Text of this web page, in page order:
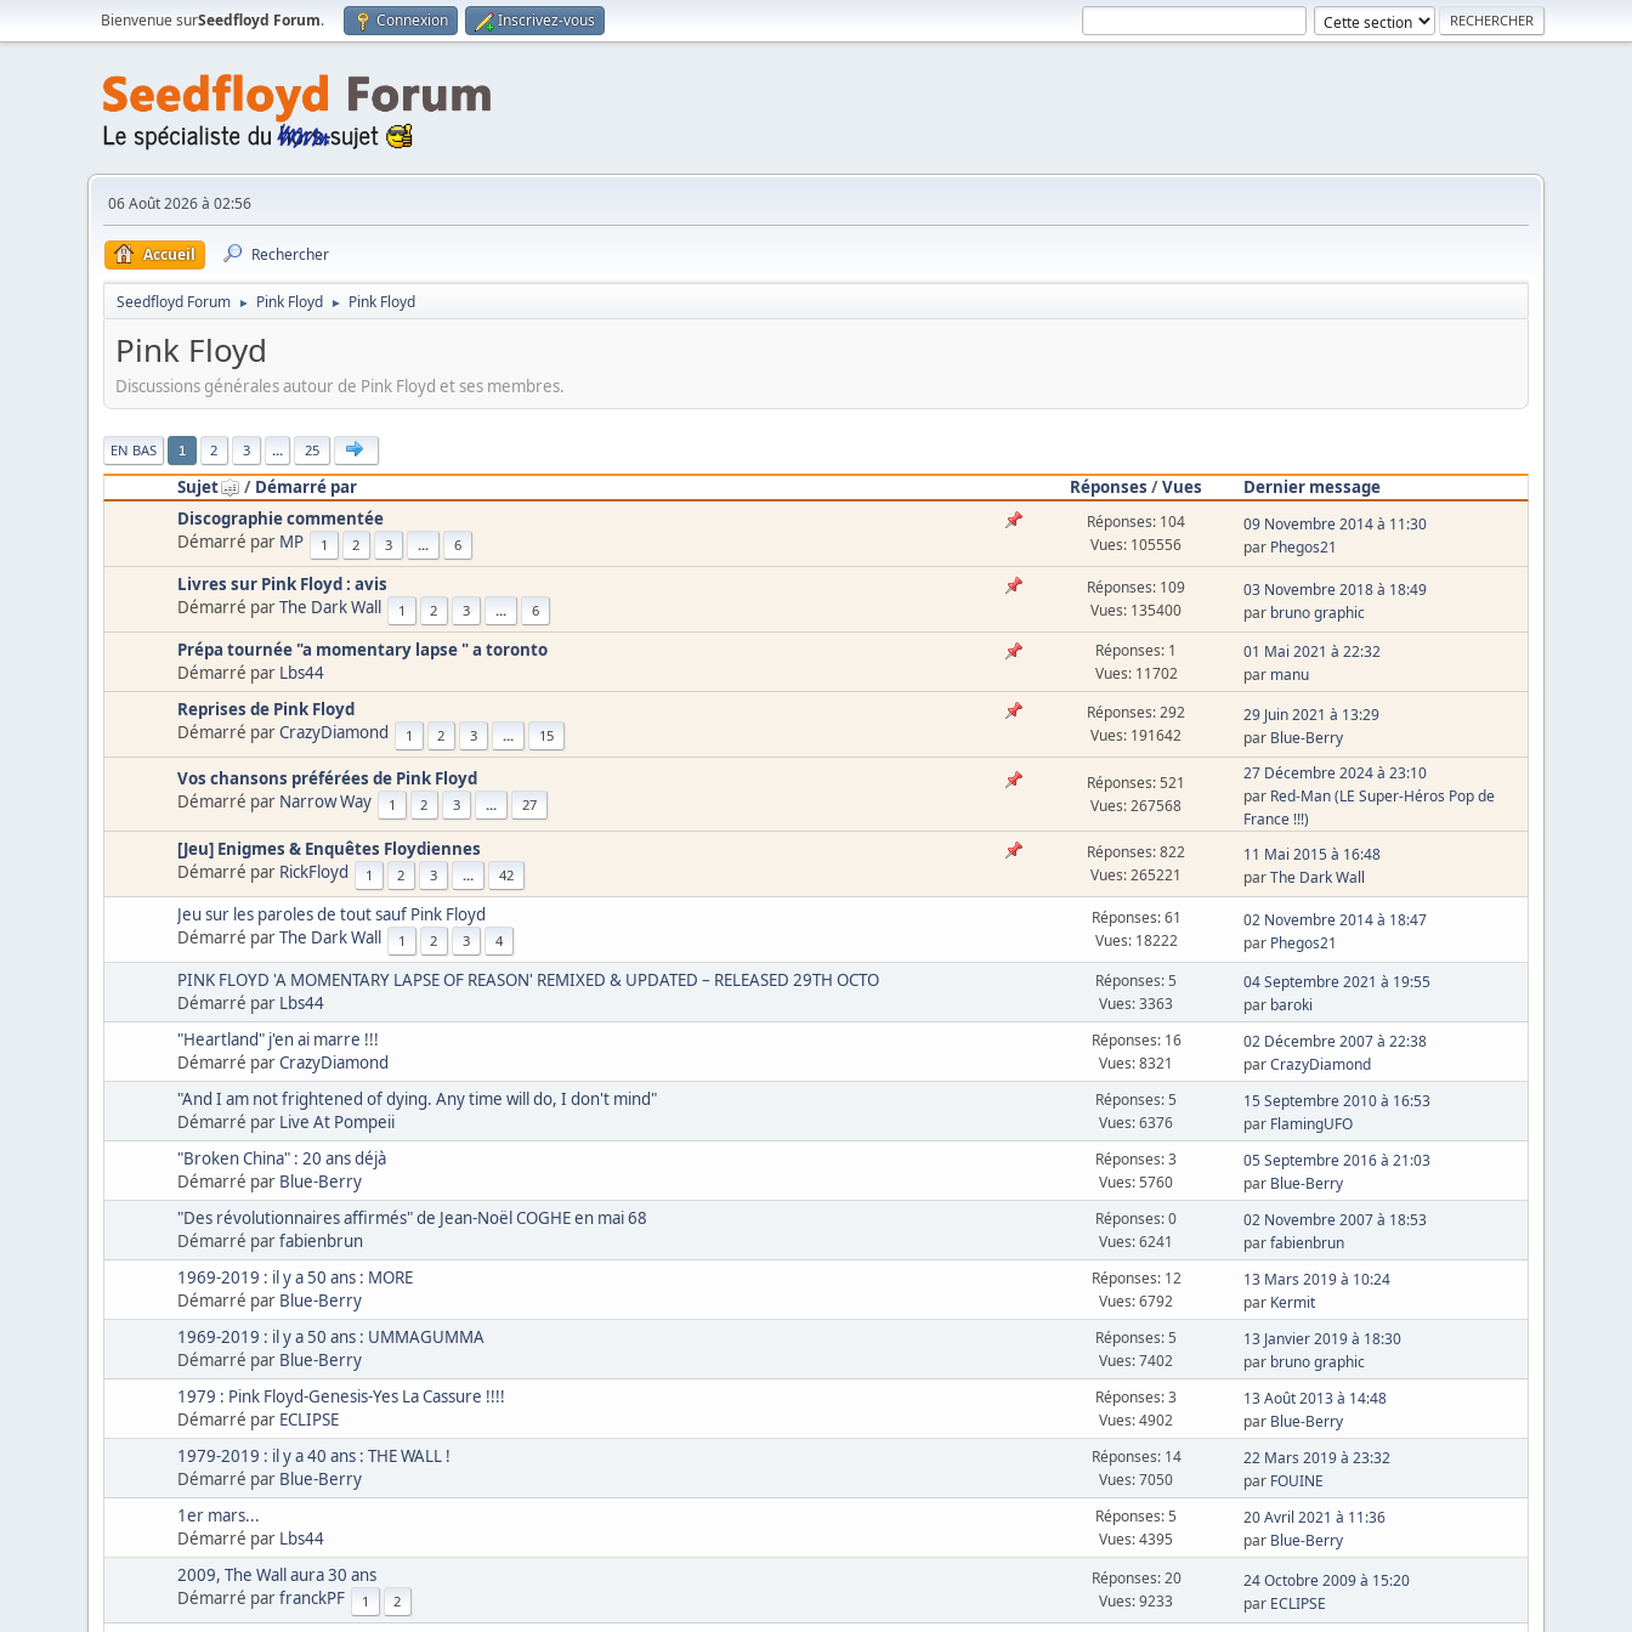
Bienvenue surSeedfloyd Forum. Connexion Inscrivez-vous
06 Août 2026 à 02:56
Accueil Rechercher
Seedfloyd Forum ► Pink Floyd ► Pink Floyd
Pink Floyd
Discussions générales autour de Pink Floyd et ses membres.
EN BAS 1 2 3 ... 25
Sujet / Démarré par Réponses /Vues
Dernier message
Discographie commentée
Démarré par MP 1 2 3 ... 6
Réponses: 104
Vues: 105556
09 Novembre 2014 à 11:30
par Phegos21
Livres sur Pink Floyd : avis
Démarré parThe Dark Wall 1 2 3 ... 6
Réponses: 109
Vues: 135400
03 Novembre 2018 à 18:49
par bruno graphic
Prépa tournée "a momentary lapse " a toronto
Démarré par Lbs44
Réponses: 1
Vues: 11702
01 Mai 2021 à 22:32
par manu
Reprises de Pink Floyd
Démarré parCrazyDiamond 1 2 3 ... 15
Réponses: 292
Vues: 191642
29 Juin 2021 à 13:29
par Blue-Berry
Vos chansons préférées de Pink Floyd
Démarré par Narrow Way 1 2 3 ... 27
Réponses: 521
Vues: 267568
27 Décembre 2024 à 23:10
par Red-Man (LE Super-Héros Pop de
France !!!)
[Jeu] Enigmes & Enquêtes Floydiennes
Démarré par RickFloyd 1 2 3 ... 42
Réponses: 822
Vues: 265221
11 Mai 2015 à 16:48
parThe Dark Wall
Jeu sur les paroles de tout sauf Pink Floyd
Démarré parThe Dark Wall 1 2 3 4
Réponses: 61
Vues: 18222
02 Novembre 2014 à 18:47
par Phegos21
PINK FLOYD 'A MOMENTARY LAPSE OF REASON' REMIXED & UPDATED – RELEASED 29TH OCTO
Démarré par Lbs44
Réponses: 5
Vues: 3363
04 Septembre 2021 à 19:55
par baroki
"Heartland" j'en ai marre !!!
Démarré parCrazyDiamond
Réponses: 16
Vues: 8321
02 Décembre 2007 à 22:38
parCrazyDiamond
"And I am not frightened of dying. Any time will do, I don't mind"
Démarré par Live At Pompeii
Réponses: 5
Vues: 6376
15 Septembre 2010 à 16:53
par FlamingUFO
"Broken China" : 20 ans déjà
Démarré par Blue-Berry
Réponses: 3
Vues: 5760
05 Septembre 2016 à 21:03
par Blue-Berry
"Des révolutionnaires affirmés" de Jean-Noël COGHE en mai 68
Démarré parfabienbrun
Réponses: 0
Vues: 6241
02 Novembre 2007 à 18:53
parfabienbrun
1969-2019 : il y a 50 ans : MORE
Démarré par Blue-Berry
Réponses: 12
Vues: 6792
13 Mars 2019 à 10:24
par Kermit
1969-2019 : il y a 50 ans : UMMAGUMMA
Démarré par Blue-Berry
Réponses: 5
Vues: 7402
13 Janvier 2019 à 18:30
par bruno graphic
1979 : Pink Floyd-Genesis-Yes La Cassure !!!!
Démarré par ECLIPSE
Réponses: 3
Vues: 4902
13 Août 2013 à 14:48
par Blue-Berry
1979-2019 : il y a 40 ans : THE WALL !
Démarré par Blue-Berry
Réponses: 14
Vues: 7050
22 Mars 2019 à 23:32
par FOUINE
1er mars...
Démarré par Lbs44
Réponses: 5
Vues: 4395
20 Avril 2021 à 11:36
par Blue-Berry
2009, The Wall aura 30 ans
Démarré parfranckPF 1 2
Réponses: 20
Vues: 9233
24 Octobre 2009 à 15:20
par ECLIPSE